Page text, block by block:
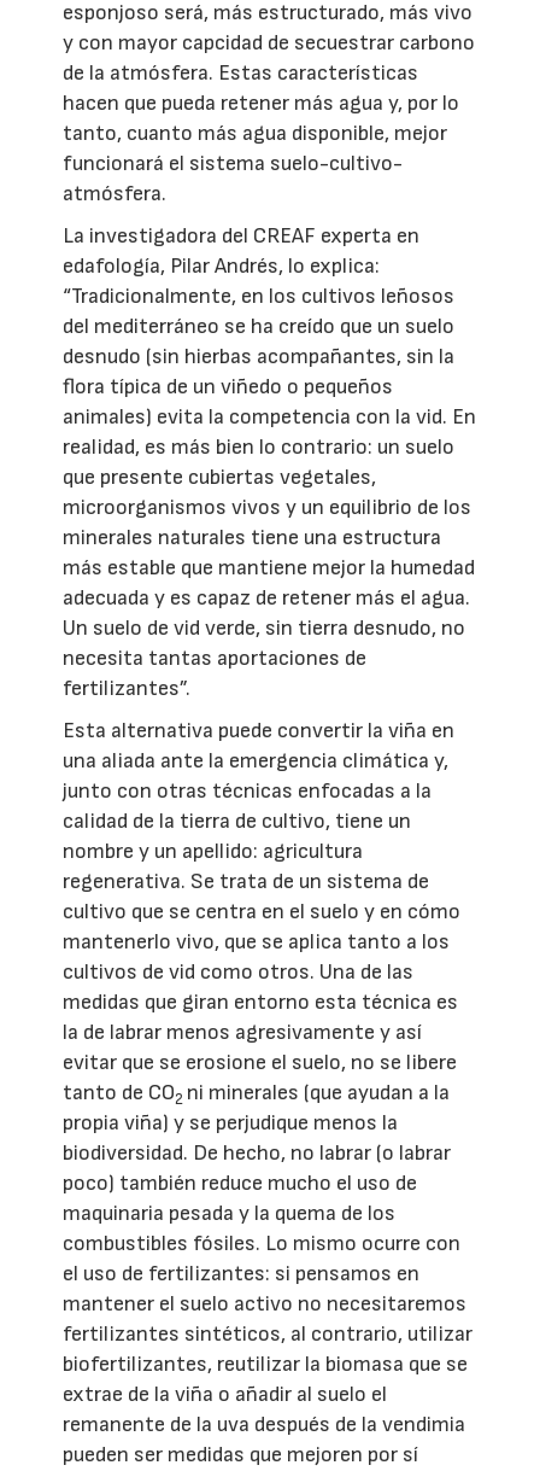
esponjoso será, más estructurado, más vivo
y con mayor capcidad de secuestrar carbono
de la atmósfera. Estas características
hacen que pueda retener más agua y, por lo
tanto, cuanto más agua disponible, mejor
funcionará el sistema suelo-cultivo-
atmósfera.
La investigadora del CREAF experta en
edafología, Pilar Andrés, lo explica:
“Tradicionalmente, en los cultivos leñosos
del mediterráneo se ha creído que un suelo
desnudo (sin hierbas acompañantes, sin la
flora típica de un viñedo o pequeños
animales) evita la competencia con la vid. En
realidad, es más bien lo contrario: un suelo
que presente cubiertas vegetales,
microorganismos vivos y un equilibrio de los
minerales naturales tiene una estructura
más estable que mantiene mejor la humedad
adecuada y es capaz de retener más el agua.
Un suelo de vid verde, sin tierra desnudo, no
necesita tantas aportaciones de
fertilizantes”.
Esta alternativa puede convertir la viña en
una aliada ante la emergencia climática y,
junto con otras técnicas enfocadas a la
calidad de la tierra de cultivo, tiene un
nombre y un apellido: agricultura
regenerativa. Se trata de un sistema de
cultivo que se centra en el suelo y en cómo
mantenerlo vivo, que se aplica tanto a los
cultivos de vid como otros. Una de las
medidas que giran entorno esta técnica es
la de labrar menos agresivamente y así
evitar que se erosione el suelo, no se libere
tanto de CO2 ni minerales (que ayudan a la
propia viña) y se perjudique menos la
biodiversidad. De hecho, no labrar (o labrar
poco) también reduce mucho el uso de
maquinaria pesada y la quema de los
combustibles fósiles. Lo mismo ocurre con
el uso de fertilizantes: si pensamos en
mantener el suelo activo no necesitaremos
fertilizantes sintéticos, al contrario, utilizar
biofertilizantes, reutilizar la biomasa que se
extrae de la viña o añadir al suelo el
remanente de la uva después de la vendimia
pueden ser medidas que mejoren por sí